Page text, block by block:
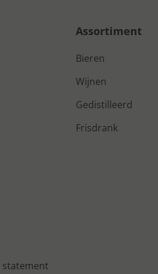
Assortiment
Bieren
Wijnen
Gedistilleerd
Frisdrank
statement